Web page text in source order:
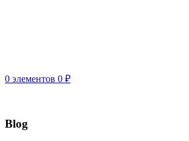
0 элементов 0 ₽
Blog